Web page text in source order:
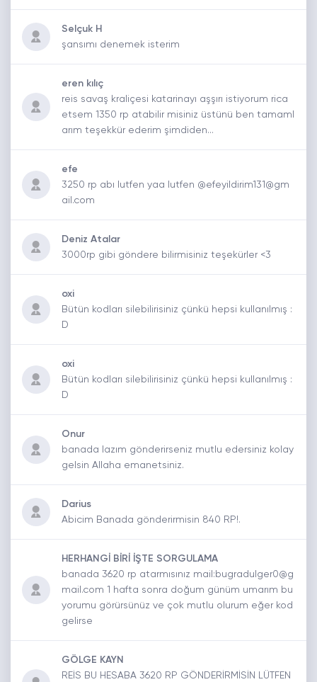
Selçuk H
şansımı denemek isterim
eren kılıç
reis savaş kraliçesi katarinayı aşşırı istiyorum rica
etsem 1350 rp atabilir misiniz üstünü ben tamaml
arım teşekkür ederim şimdiden...
efe
3250 rp abı lutfen yaa lutfen @efeyildirim131@gm
ail.com
Deniz Atalar
3000rp gibi göndere bilirmisiniz teşekürler <3
oxi
Bütün kodları silebilirisiniz çünkü hepsi kullanılmış :
D
oxi
Bütün kodları silebilirisiniz çünkü hepsi kullanılmış :
D
Onur
banada lazım gönderirseniz mutlu edersiniz kolay
gelsin Allaha emanetsiniz.
Darius
Abicim Banada gönderirmisin 840 RP!.
HERHANGİ BİRİ İŞTE SORGULAMA
banada 3620 rp atarmısınız mail:bugradulger0@g
mail.com 1 hafta sonra doğum günüm umarım bu
yorumu görürsünüz ve çok mutlu olurum eğer kod
gelirse
GÖLGE KAYN
REİS BU HESABA 3620 RP GÖNDERİRMİSİN LÜTFEN